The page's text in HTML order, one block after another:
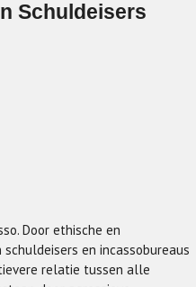
Schuldeisers
Door ethische en
en incassobureaus
relatie tussen alle